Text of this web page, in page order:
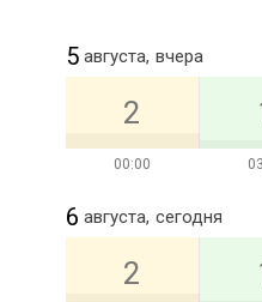
5 августа, вчера
00:00
2
6 августа, сегодня
2